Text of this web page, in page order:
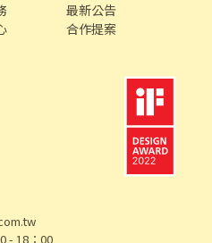
最新公告
合作提案
- 18：00